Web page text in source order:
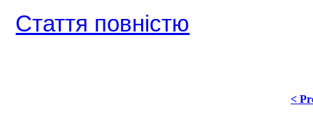
Стаття повністю
<